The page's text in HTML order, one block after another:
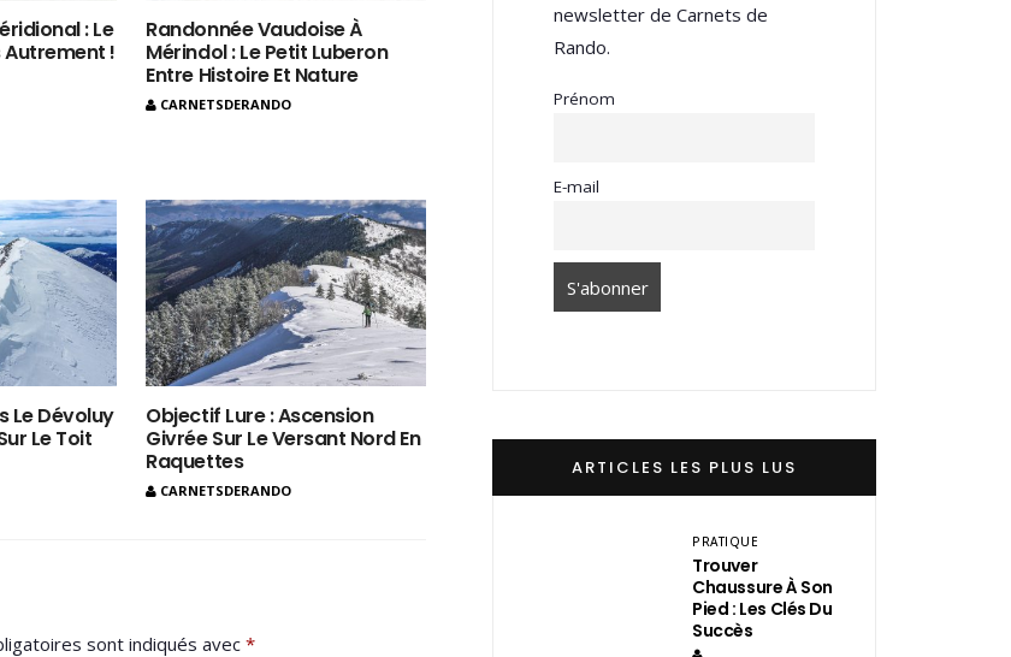
: Le
Autrement !
Randonnée Vaudoise À
Mérindol : Le Petit Luberon
Entre Histoire Et Nature
CARNETSDERANDO
Le Dévoluy
Le Toit
Objectif Lure : Ascension
Givrée Sur Le Versant Nord En
Raquettes
CARNETSDERANDO
sont indiqués avec*
newsletter de Carnets de
Rando.
Prénom
E-mail
ARTICLES LES PLUS LUS
PRATIQUE
Trouver
Chaussure À Son
Pied : Les Clés Du
Succès